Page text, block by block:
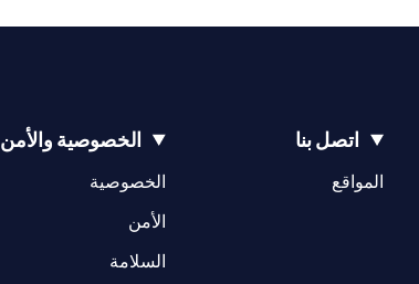
اتصل بنا
المواقع
(opens in a new tab)
الخصوصية والأمن
الخصوصية
الأمن
السلامة